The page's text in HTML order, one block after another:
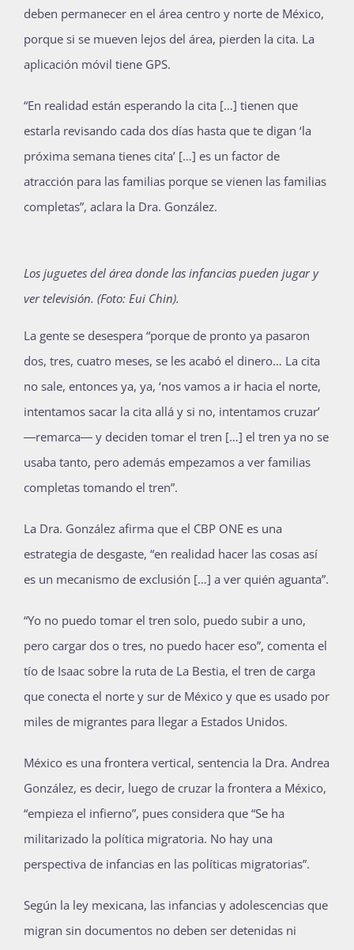
deben permanecer en el área centro y norte de México,
porque si se mueven lejos del área, pierden la cita. La
aplicación móvil tiene GPS.
“En realidad están esperando la cita […] tienen que
estarla revisando cada dos días hasta que te digan ‘la
próxima semana tienes cita’ […] es un factor de
atracción para las familias porque se vienen las familias
completas”, aclara la Dra. González.
Los juguetes del área donde las infancias pueden jugar y
ver televisión. (Foto: Eui Chin).
La gente se desespera “porque de pronto ya pasaron
dos, tres, cuatro meses, se les acabó el dinero… La cita
no sale, entonces ya, ya, ‘nos vamos a ir hacia el norte,
intentamos sacar la cita allá y si no, intentamos cruzar’
―remarca― y deciden tomar el tren […] el tren ya no se
usaba tanto, pero además empezamos a ver familias
completas tomando el tren”.
La Dra. González afirma que el CBP ONE es una
estrategia de desgaste, “en realidad hacer las cosas así
es un mecanismo de exclusión […] a ver quién aguanta”.
“Yo no puedo tomar el tren solo, puedo subir a uno,
pero cargar dos o tres, no puedo hacer eso”, comenta el
tío de Isaac sobre la ruta de La Bestia, el tren de carga
que conecta el norte y sur de México y que es usado por
miles de migrantes para llegar a Estados Unidos.
México es una frontera vertical, sentencia la Dra. Andrea
González, es decir, luego de cruzar la frontera a México,
“empieza el infierno”, pues considera que “Se ha
militarizado la política migratoria. No hay una
perspectiva de infancias en las políticas migratorias”.
Según la ley mexicana, las infancias y adolescencias que
migran sin documentos no deben ser detenidas ni